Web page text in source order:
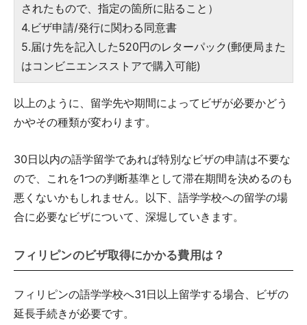
されたもので、指定の箇所に貼ること）
4.ビザ申請/発行に関わる同意書
5.届け先を記入した520円のレターパック(郵便局また
はコンビニエンスストアで購入可能)
以上のように、留学先や期間によってビザが必要かどう
かやその種類が変わります。
30日以内の語学留学であれば特別なビザの申請は不要な
ので、これを1つの判断基準として滞在期間を決めるのも
悪くないかもしれません。以下、語学学校への留学の場
合に必要なビザについて、深堀していきます。
フィリピンのビザ取得にかかる費用は？
フィリピンの語学学校へ31日以上留学する場合、ビザの
延長手続きが必要です。